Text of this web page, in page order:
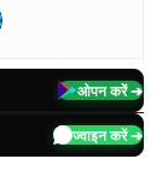
ओपन करें ➔
ज्वाइन करें ➔